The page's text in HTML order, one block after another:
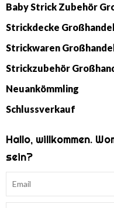
Baby Strick Zubehör
Strickdecke Großhandel
Strickwaren
Strickzubehör
Neuankömmling
Schlussverkauf
Hallo, willkommen.
sein?